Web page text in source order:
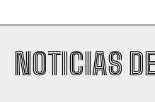
Suscribite al
NOTICIAS